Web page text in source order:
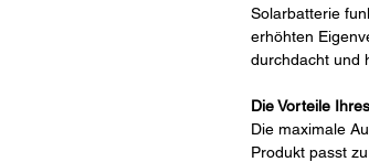
Solarbatterie
erhöhten
durchdacht und
Die Vorteile
Die maximale
Produkt passt